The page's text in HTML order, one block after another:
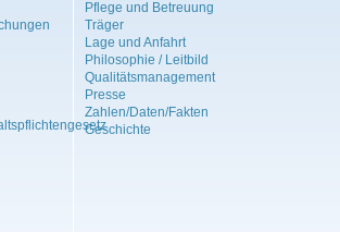
Pflege und Betreuung
Träger
Lage und Anfahrt
Philosophie / Leitbild
Qualitätsmanagement
Presse
Zahlen/Daten/Fakten
Geschichte